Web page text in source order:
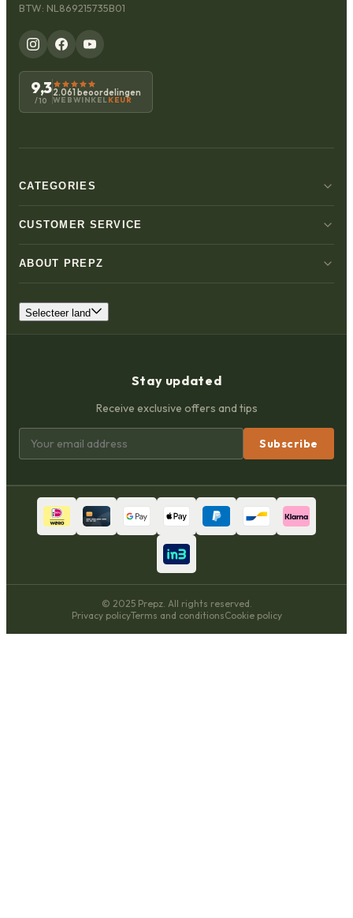
BTW: NL869215735B01
9,3
/10
2.061 beoordelingen
WEBWINKEL KEUR
CATEGORIES
CUSTOMER SERVICE
ABOUT PREPZ
Selecteer land
Stay updated
Receive exclusive offers and tips
Subscribe
© 2025 Prepz. All rights reserved.
Privacy policyTerms and conditionsCookie policy